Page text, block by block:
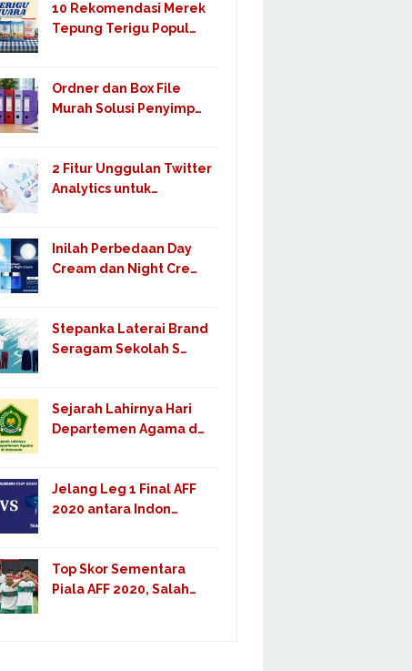
10 Rekomendasi Merek
Tepung Terigu Popul…
Ordner dan Box File
Murah Solusi Penyimp…
2 Fitur Unggulan Twitter
Analytics untuk…
Inilah Perbedaan Day
Cream dan Night Cre…
Stepanka Laterai Brand
Seragam Sekolah S…
Sejarah Lahirnya Hari
Departemen Agama d…
Jelang Leg 1 Final AFF
2020 antara Indon…
Top Skor Sementara
Piala AFF 2020, Salah…